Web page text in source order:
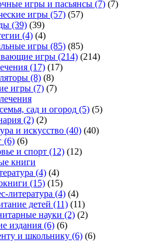
игры и пасьянсы (7) (7)
игры (57) (57)
(39) (39)
(4) (4)
игры (85) (85)
игры (214) (214)
(17) (17)
(8) (8)
игры (7) (7)
сад и огород (5) (5)
(2) (2)
и искусство (40) (40)
(6) (6)
и спорт (12) (12)
книги
(4) (4)
(15) (15)
литература (4) (4)
детей (11) (11)
науки (2) (2)
издания (6) (6)
и школьнику (6) (6)